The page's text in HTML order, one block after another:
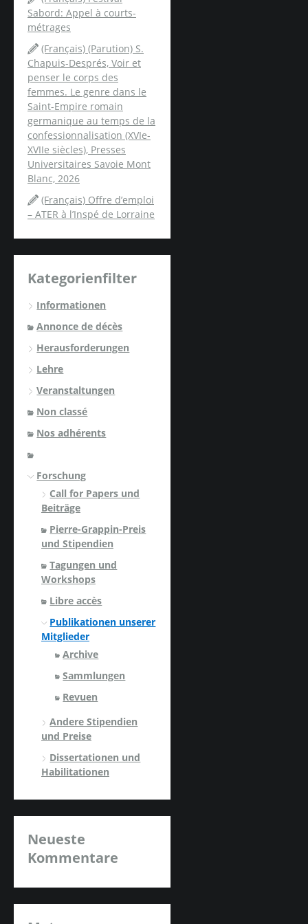
Sabord: Appel à courts-
métrages
(Français) (Parution) S.
Chapuis-Després, Voir et
penser le corps des
femmes. Le genre dans le
Saint-Empire romain
germanique au temps de la
confessionnalisation (XVIe-
XVIIe siècles), Presses
Universitaires Savoie Mont
Blanc, 2026
(Français) Offre d’emploi
– ATER à l’Inspé de Lorraine
Kategorienfilter
Informationen
Annonce de décès
Herausforderungen
Lehre
Veranstaltungen
Non classé
Nos adhérents
Forschung
Call for Papers und
Beiträge
Pierre-Grappin-Preis
und Stipendien
Tagungen und
Workshops
Libre accès
Publikationen unserer
Mitglieder
Archive
Sammlungen
Revuen
Andere Stipendien
und Preise
Dissertationen und
Habilitationen
Neueste
Kommentare